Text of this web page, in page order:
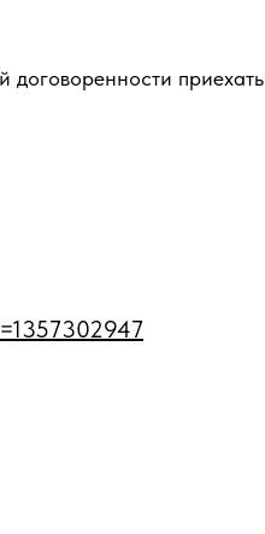
договоренности приехать